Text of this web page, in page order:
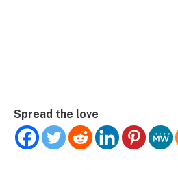
Spread the love